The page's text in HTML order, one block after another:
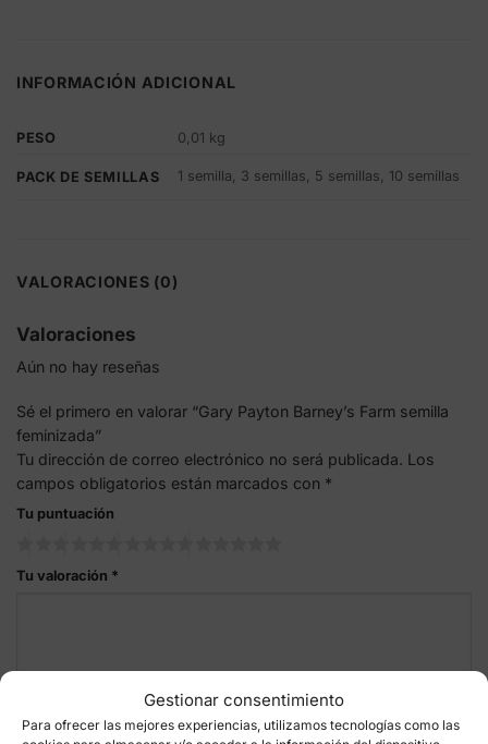
Gestionar consentimiento
Para ofrecer las mejores experiencias, utilizamos tecnologías como las
INFORMACIÓN ADICIONAL
PESO 0,01 kg
PACK DE SEMILLAS 1 semilla, 3 semillas, 5 semillas, 10 semillas
VALORACIONES (0)
Valoraciones
Aún no hay reseñas
Sé el primero en valorar “Gary Payton Barney’s Farm semilla
feminizada”
Tu dirección de correo electrónico no será publicada. Los
campos obligatorios están marcados con *
Tu puntuación
Tu valoración *